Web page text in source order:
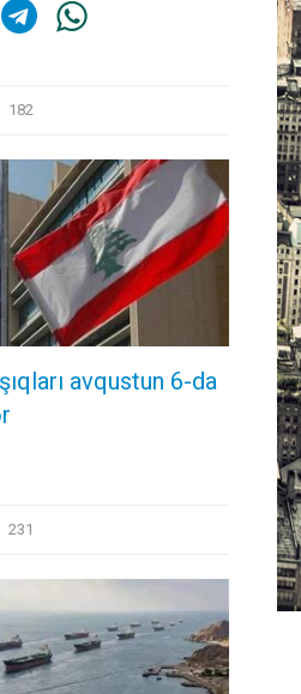
182
avqustun 6-da
231